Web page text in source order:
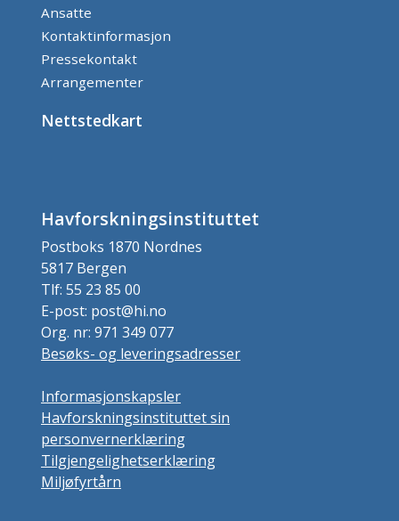
Ansatte
Kontaktinformasjon
Pressekontakt
Arrangementer
Nettstedkart
Havforskningsinstituttet
Postboks 1870 Nordnes
5817 Bergen
Tlf: 55 23 85 00
E-post: post@hi.no
Org. nr: 971 349 077
Besøks- og leveringsadresser
Informasjonskapsler
Havforskningsinstituttet sin
personvernerklæring
Tilgjengelighetserklæring
Miljøfyrtårn